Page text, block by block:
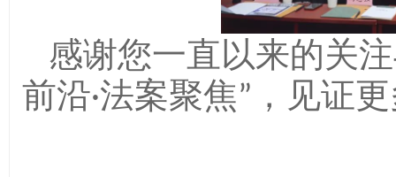
感谢您一直以来的关
前沿·法案聚焦”，见证